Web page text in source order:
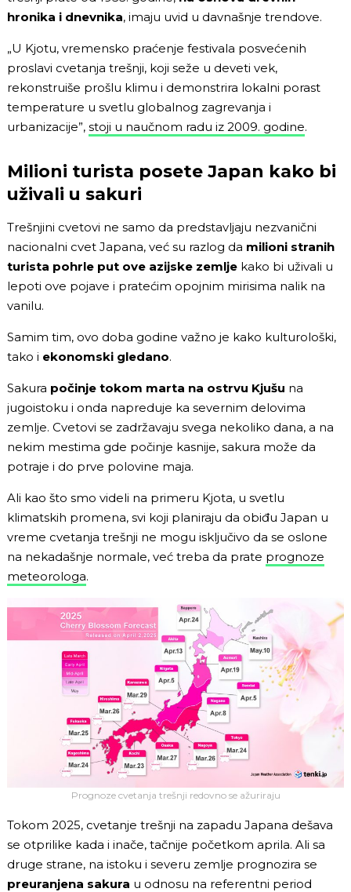
hronika i dnevnika, imaju uvid u davnašnje trendove.
„U Kjotu, vremensko praćenje festivala posvećenih
proslavi cvetanja trešnji, koji seže u deveti vek,
rekonstruiše prošlu klimu i demonstrira lokalni porast
temperature u svetlu globalnog zagrevanja i
urbanizacije”, stoji u naučnom radu iz 2009. godine.
Milioni turista posete Japan kako bi
uživali u sakuri
Trešnjini cvetovi ne samo da predstavljaju nezvanični
nacionalni cvet Japana, već su razlog da milioni stranih
turista pohrle put ove azijske zemlje kako bi uživali u
lepoti ove pojave i pratećim opojnim mirisima nalik na
vanilu.
Samim tim, ovo doba godine važno je kako kulturološki,
tako i ekonomski gledano.
Sakura počinje tokom marta na ostrvu Kjušu na
jugoistoku i onda napreduje ka severnim delovima
zemlje. Cvetovi se zadržavaju svega nekoliko dana, a na
nekim mestima gde počinje kasnije, sakura može da
potraje i do prve polovine maja.
Ali kao što smo videli na primeru Kjota, u svetlu
klimatskih promena, svi koji planiraju da obiđu Japan u
vreme cvetanja trešnji ne mogu isključivo da se oslone
na nekadašnje normale, već treba da prate prognoze
meteorologa.
Prognoze cvetanja trešnji redovno se ažuriraju
Tokom 2025, cvetanje trešnji na zapadu Japana dešava
se otprilike kada i inače, tačnije početkom aprila. Ali sa
druge strane, na istoku i severu zemlje prognozira se
preuranjena sakura u odnosu na referentni period